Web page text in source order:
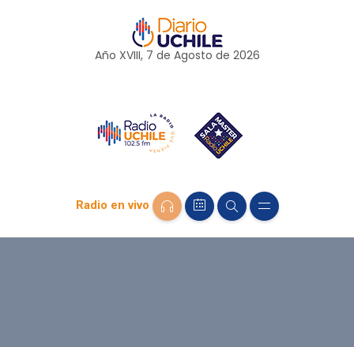
Año XVIII, 7 de Agosto de 2026
Radio en vivo